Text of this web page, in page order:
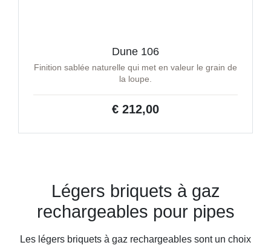
Dune 106
Finition sablée naturelle qui met en valeur le grain de
la loupe.
€ 212,00
Légers briquets à gaz
rechargeables pour pipes
Les légers briquets à gaz rechargeables sont un choix